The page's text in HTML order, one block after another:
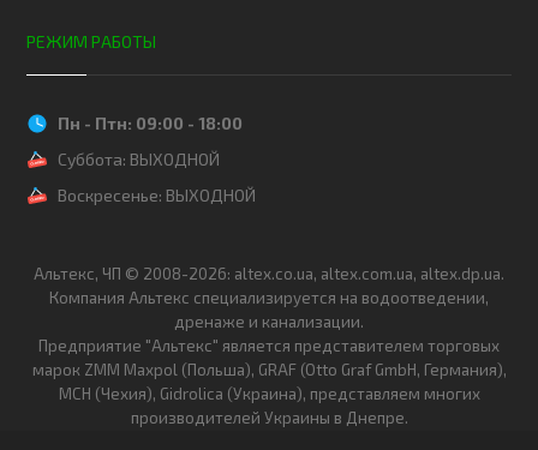
РЕЖИМ РАБОТЫ
Пн - Птн: 09:00 - 18:00
Суббота: ВЫХОДНОЙ
Воскресенье: ВЫХОДНОЙ
Альтекс, ЧП © 2008-2026: altex.co.ua, altex.com.ua, altex.dp.ua.
Компания Альтекс специализируется на водоотведении,
дренаже и канализации.
Предприятие "Альтекс" является представителем торговых
марок ZMM Maxpol (Польша), GRAF (Otto Graf GmbH, Германия),
MCH (Чехия), Gidrolica (Украина), представляем многих
производителей Украины в Днепре.